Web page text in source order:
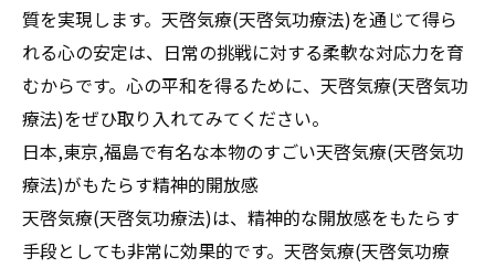
質を実現します。天啓気療(天啓気功療法)を通じて得ら
れる心の安定は、日常の挑戦に対する柔軟な対応力を育
むからです。心の平和を得るために、天啓気療(天啓気功
療法)をぜひ取り入れてみてください。
日本,東京,福島で有名な本物のすごい天啓気療(天啓気功
療法)がもたらす精神的開放感
天啓気療(天啓気功療法)は、精神的な開放感をもたらす
手段としても非常に効果的です。天啓気療(天啓気功療